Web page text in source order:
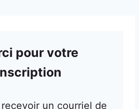
pour votre
un courriel de